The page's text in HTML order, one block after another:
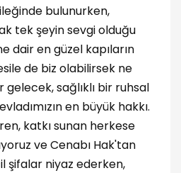
bulunurken,
tek şeyin sevgi olduğu
dair en güzel kapıların
de biz olabilirsek ne
gelecek, sağlıklı bir ruhsal
en büyük hakkı.
katkı sunan herkese
ve Cenabı Hak'tan
şifalar niyaz ederken,